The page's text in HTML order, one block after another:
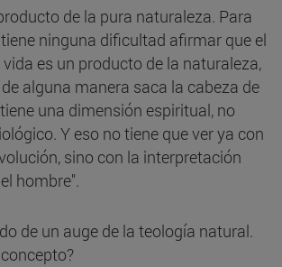
de la pura naturaleza. Para
ninguna dificultad afirmar que el
es un producto de la naturaleza,
alguna manera saca la cabeza de
una dimensión espiritual, no
Y eso no tiene que ver ya con
sino con la interpretación
hombre".
de un auge de la teología natural.